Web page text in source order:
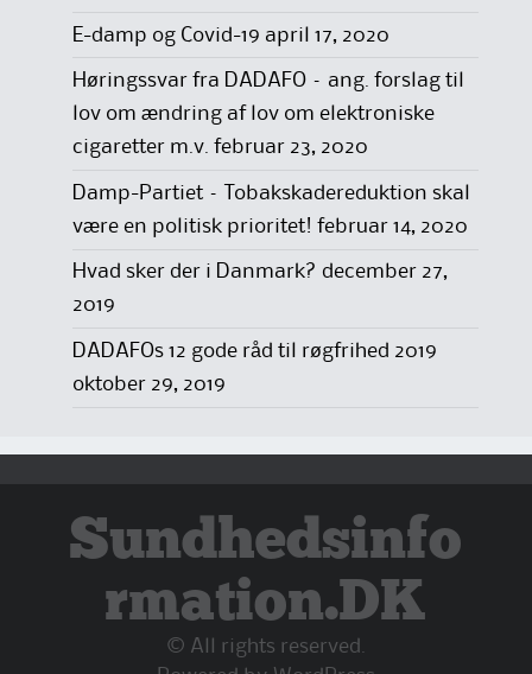
E-damp og Covid-19 april 17, 2020
Høringssvar fra DADAFO – ang. forslag til
lov om ændring af lov om elektroniske
cigaretter m.v. februar 23, 2020
Damp-Partiet – Tobakskadereduktion skal
være en politisk prioritet! februar 14, 2020
Hvad sker der i Danmark? december 27,
2019
DADAFOs 12 gode råd til røgfrihed 2019
oktober 29, 2019
Sundhedsinfo
rmation.DK
© All rights reserved.